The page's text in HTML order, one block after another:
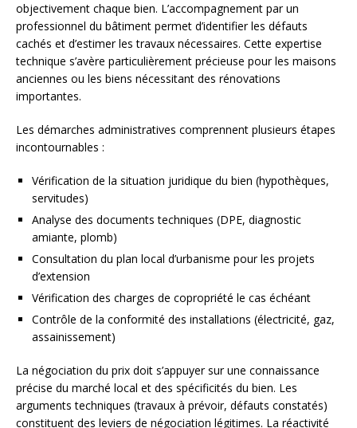
objectivement chaque bien. L’accompagnement par un
professionnel du bâtiment permet d’identifier les défauts
cachés et d’estimer les travaux nécessaires. Cette expertise
technique s’avère particulièrement précieuse pour les maisons
anciennes ou les biens nécessitant des rénovations
importantes.
Les démarches administratives comprennent plusieurs étapes
incontournables :
Vérification de la situation juridique du bien (hypothèques,
servitudes)
Analyse des documents techniques (DPE, diagnostic
amiante, plomb)
Consultation du plan local d’urbanisme pour les projets
d’extension
Vérification des charges de copropriété le cas échéant
Contrôle de la conformité des installations (électricité, gaz,
assainissement)
La négociation du prix doit s’appuyer sur une connaissance
précise du marché local et des spécificités du bien. Les
arguments techniques (travaux à prévoir, défauts constatés)
constituent des leviers de négociation légitimes. La réactivité